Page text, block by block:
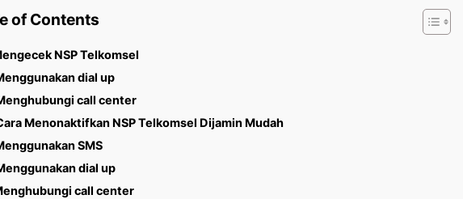
of Contents
NSP Telkomsel
dial up
call center
Menonaktifkan NSP Telkomsel Dijamin Mudah
SMS
dial up
call center